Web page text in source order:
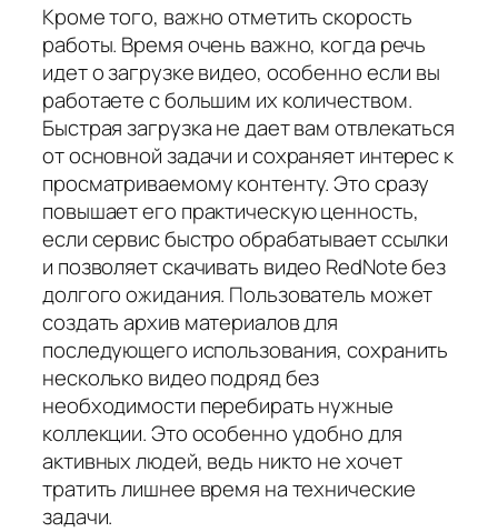
Кроме того, важно отметить скорость
работы. Время очень важно, когда речь
идет о загрузке видео, особенно если вы
работаете с большим их количеством.
Быстрая загрузка не дает вам отвлекаться
от основной задачи и сохраняет интерес к
просматриваемому контенту. Это сразу
повышает его практическую ценность,
если сервис быстро обрабатывает ссылки
и позволяет скачивать видео RedNote без
долгого ожидания. Пользователь может
создать архив материалов для
последующего использования, сохранить
несколько видео подряд без
необходимости перебирать нужные
коллекции. Это особенно удобно для
активных людей, ведь никто не хочет
тратить лишнее время на технические
задачи.